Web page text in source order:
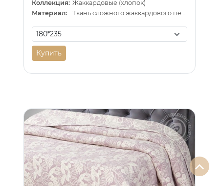
Коллекция: Жаккардовые (хлопок)
Материал:
Ткань сложного жаккардового переплетения внутри п/э нитка
Купить